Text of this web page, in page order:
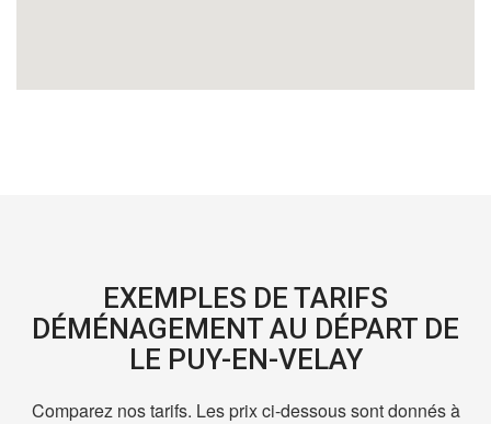
EXEMPLES DE TARIFS
DÉMÉNAGEMENT AU DÉPART DE
LE PUY-EN-VELAY
Comparez nos tarifs. Les prix ci-dessous sont donnés à